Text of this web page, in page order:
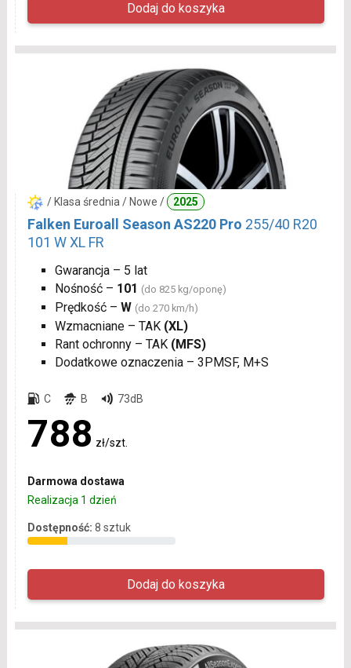
/ Klasa średnia / Nowe / 2025
Falken Euroall Season AS220 Pro 255/40 R20
101 W XL FR
Gwarancja – 5 lat
Nośność – 101 (do 825 kg/oponę)
Prędkość – W (do 270 km/h)
Wzmacniane – TAK (XL)
Rant ochronny – TAK (MFS)
Dodatkowe oznaczenia – 3PMSF, M+S
C B 73dB
788 zł/szt.
Darmowa dostawa
Realizacja 1 dzień
Dostępność: 8 sztuk